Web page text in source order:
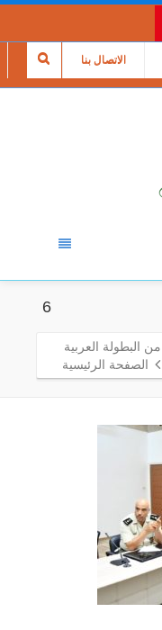
الاتصال بنا
6
التحضيرات لتنظيم النسخة 23 من البطولة العربية
الصفحة الرئيسية